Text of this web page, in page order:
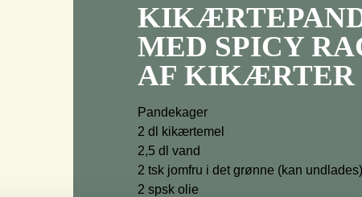
MED SPICY
AF KIKÆRTER
Pandekager
2 dl kikærtemel
2,5 dl vand
2 tsk jomfru i det grønne (kan undlades)
2 spsk olie